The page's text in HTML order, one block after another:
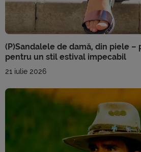
(P)Sandalele de damă, din piele –
pentru un stil estival impecabil
21 iulie 2026